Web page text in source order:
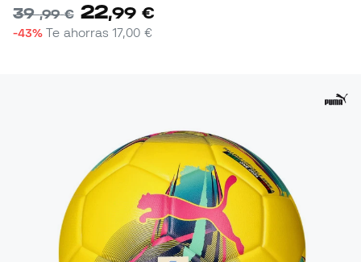
39,99 € 22,99 €
-43% Te ahorras17,00 €